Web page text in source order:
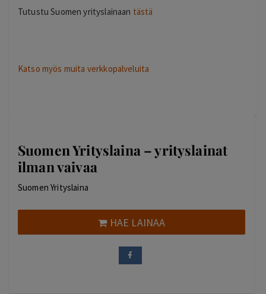
Tutustu Suomen yrityslainaan tästä
Katso myös muita verkkopalveluita
Suomen Yrityslaina – yrityslainat
ilman vaivaa
Suomen Yrityslaina
HAE LAINAA